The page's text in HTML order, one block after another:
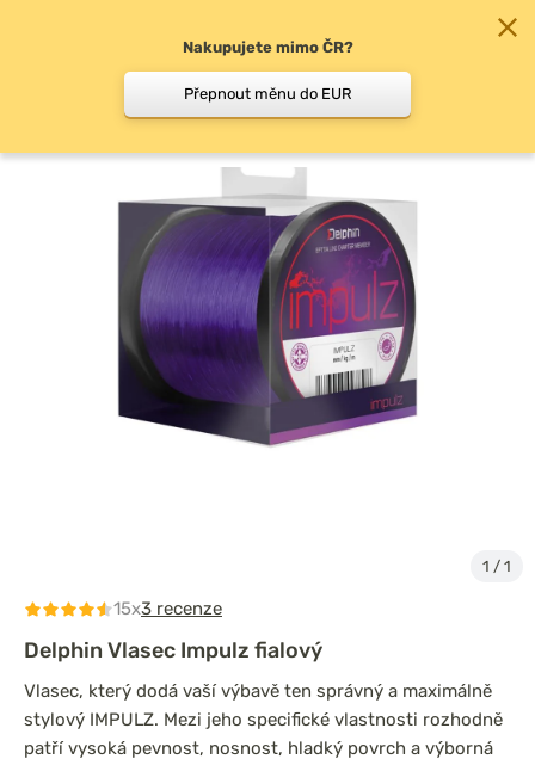
1 / 1
15x3 recenze
Delphin Vlasec Impulz fialový
Vlasec, který dodá vaší výbavě ten správný a maximálně
stylový IMPULZ. Mezi jeho specifické vlastnosti rozhodně
patří vysoká pevnost, nosnost, hladký povrch a výborná
Nakupujete mimo ČR?
Přepnout měnu do EUR